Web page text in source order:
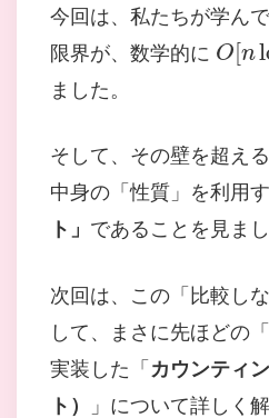
今回は、私たちが学ん
限界が、数学的に
O[ n
ました。
そして、その壁を超え
中身の「性質」を利用
ト」 であることを見まし
次回は、この「比較し
して、まさに先ほどの
実装した「カウンティ
ト）
」について詳しく